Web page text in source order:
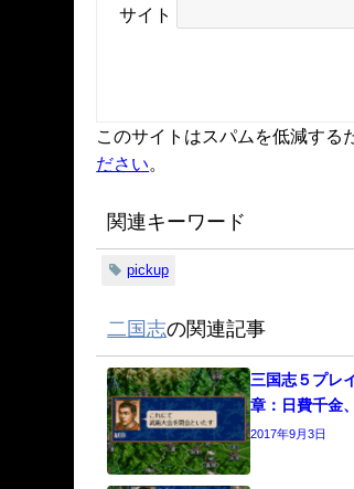
サイト
このサイトはスパムを低減する
ださい
関連キーワード
pickup
二国志の関連記事
三国志５プレ
章：日費千金
2017年9月3日